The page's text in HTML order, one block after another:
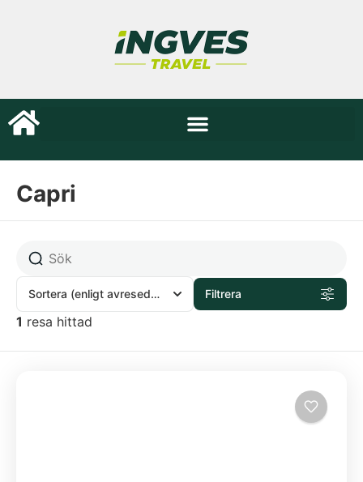
Capri
Sortera (enligt avresedatum) Filtrera
1 resa hittad